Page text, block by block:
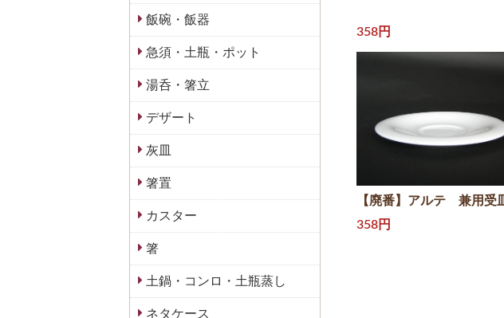
飯碗・飯器
急須・土瓶・ポット
湯呑・箸立
デザート
灰皿
箸置
カスター
箸
土鍋・コンロ・土瓶蒸し
ネタケース
358円
【廃番】アルテ 兼用受皿
358円